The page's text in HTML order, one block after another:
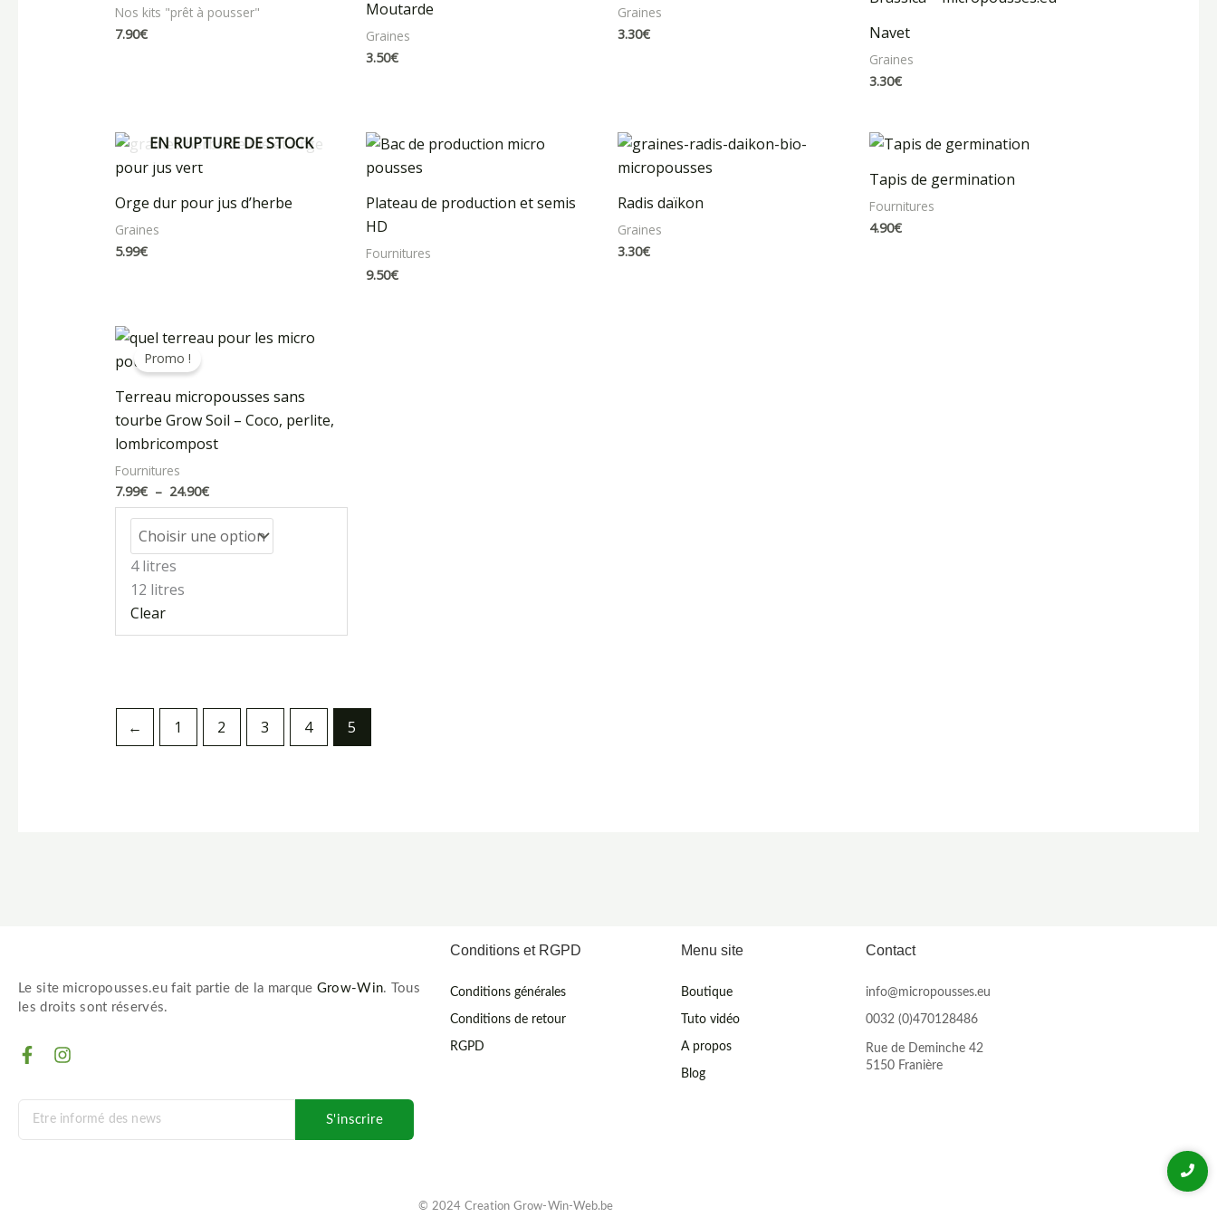
Nos kits "prêt à pousser"
7.90€
Moutarde
Graines
3.50€
Graines
3.30€ Navet
Graines
3.30€
EN RUPTURE DE STOCK
Orge dur pour jus d’herbe
Graines
5.99€
Plateau de production et semis
HD
Fournitures
9.50€
Radis daïkon
Graines
3.30€
Tapis de germination
Fournitures
4.90€
Promo !
Terreau micropousses sans
tourbe Grow Soil – Coco, perlite,
lombricompost
Fournitures
7.99€ – 24.90€
Plage
de
à
24.90€
4 litres
12 litres
Clear
← 1 2 3 4 5
Le site micropousses.eu fait partie de la marque Grow-Win. Tous
les droits sont réservés.
F
a
e
b
o
I
n
t
a
g
S'inscrire
Conditions et RGPD
Conditions générales
Conditions de retour
RGPD
Menu site
Boutique
Tuto vidéo
A propos
Blog
Contact
info@micropousses.eu
0032 (0)470128486
Rue de Deminche 42
5150 Franière
© 2024 Creation Grow-Win-Web.be